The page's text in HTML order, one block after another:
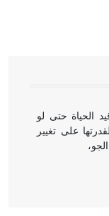
التي ارتبطت
حيث يحرص
الحياة حتى لو
على تغيير